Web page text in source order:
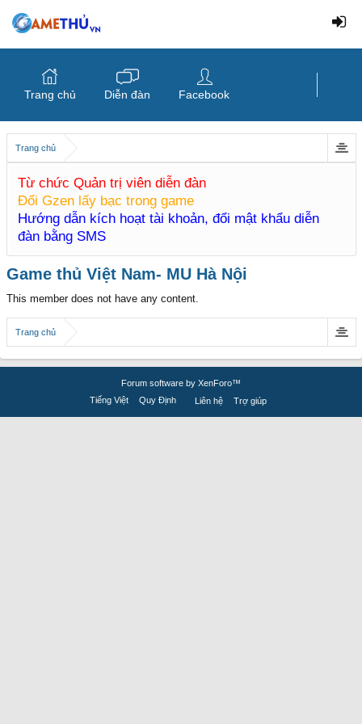
Trang chủ
Từ chức Quản trị viên diễn đàn
Đổi Gzen lấy bạc trong game
Hướng dẫn kích hoạt tài khoản, đổi mật khẩu diễn
đàn bằng SMS
Game thủ Việt Nam- MU Hà Nội
This member does not have any content.
Trang chủ
Trang chủ Diễn đàn Facebook
Forum software by XenForo™
Tiếng Việt
Quy Định Liên hệ Trợ giúp